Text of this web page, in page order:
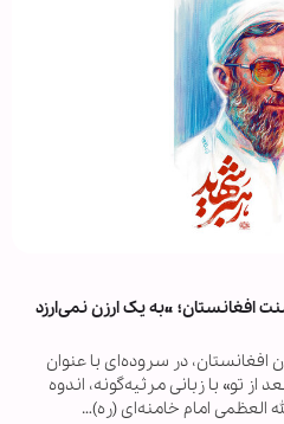
افغانستان؛ «به یک ارزن نمی‌ارزد
در سروده‌ای با عنوان
از تو» با زبانی مرثیه‌گونه، اندوه
العظمی امام خامنه‌ای (ره)…